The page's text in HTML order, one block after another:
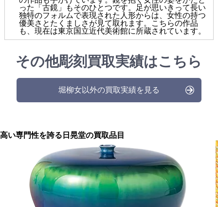
った「古鏡」もそのひとつです。足が思いきって長い
独特のフォルムで表現された人形からは、女性の持つ
優美さとたくましさが見て取れます。こちらの作品
も、現在は東京国立近代美術館に所蔵されています。
その他彫刻買取実績はこちら
堀柳女以外の買取実績を見る
高い専門性を誇る 日晃堂の買取品目